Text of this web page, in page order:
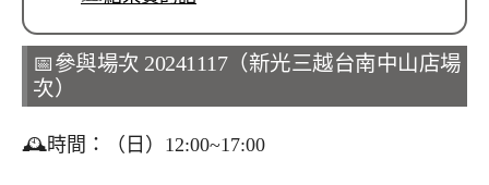
📅參與場次 20241117（新光三越台南中山店場
次）
🕰️時間：（日）12:00~17:00